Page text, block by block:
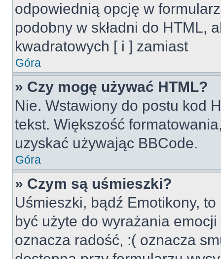
odpowiednią opcję w
podobny w składni do HTML,
kwadratowych [ i ] zamiast
Góra
» Czy mogę używać HTML?
Nie. Wstawiony do postu kod
tekst. Większość
uzyskać używając BBCode.
Góra
» Czym są uśmieszki?
Uśmieszki, bądź Emotikony,
być użyte do wyrażania
oznacza radość, :( oznacza